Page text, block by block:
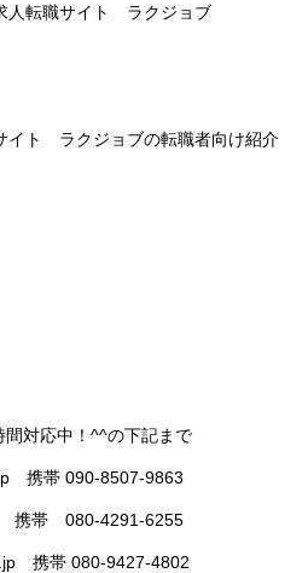
人転職サイト ラクジョブ
イト ラクジョブの転職者向け紹介
対応中！^^の下記まで
携帯 090-8507-9863
携帯 080-4291-6255
携帯 080-9427-4802